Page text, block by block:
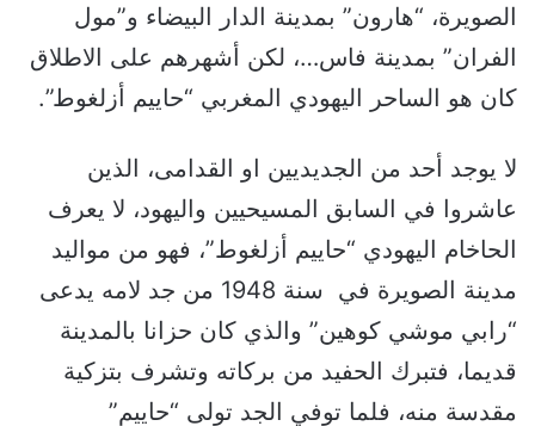
الصويرة، “هارون” بمدينة الدار البيضاء و”مول
الفران” بمدينة فاس…، لكن أشهرهم على الاطلاق
كان هو الساحر اليهودي المغربي “حاييم أزلغوط”.
لا يوجد أحد من الجديديين او القدامى، الذين
عاشروا في السابق المسيحيين واليهود، لا يعرف
الحاخام اليهودي “حاييم أزلغوط”، فهو من مواليد
مدينة الصويرة في سنة 1948 من جد لامه يدعى
“رابي موشي كوهين” والذي كان حزانا بالمدينة
قديما، فتبرك الحفيد من بركاته وتشرف بتزكية
مقدسة منه، فلما توفي الجد تولى “حاييم”